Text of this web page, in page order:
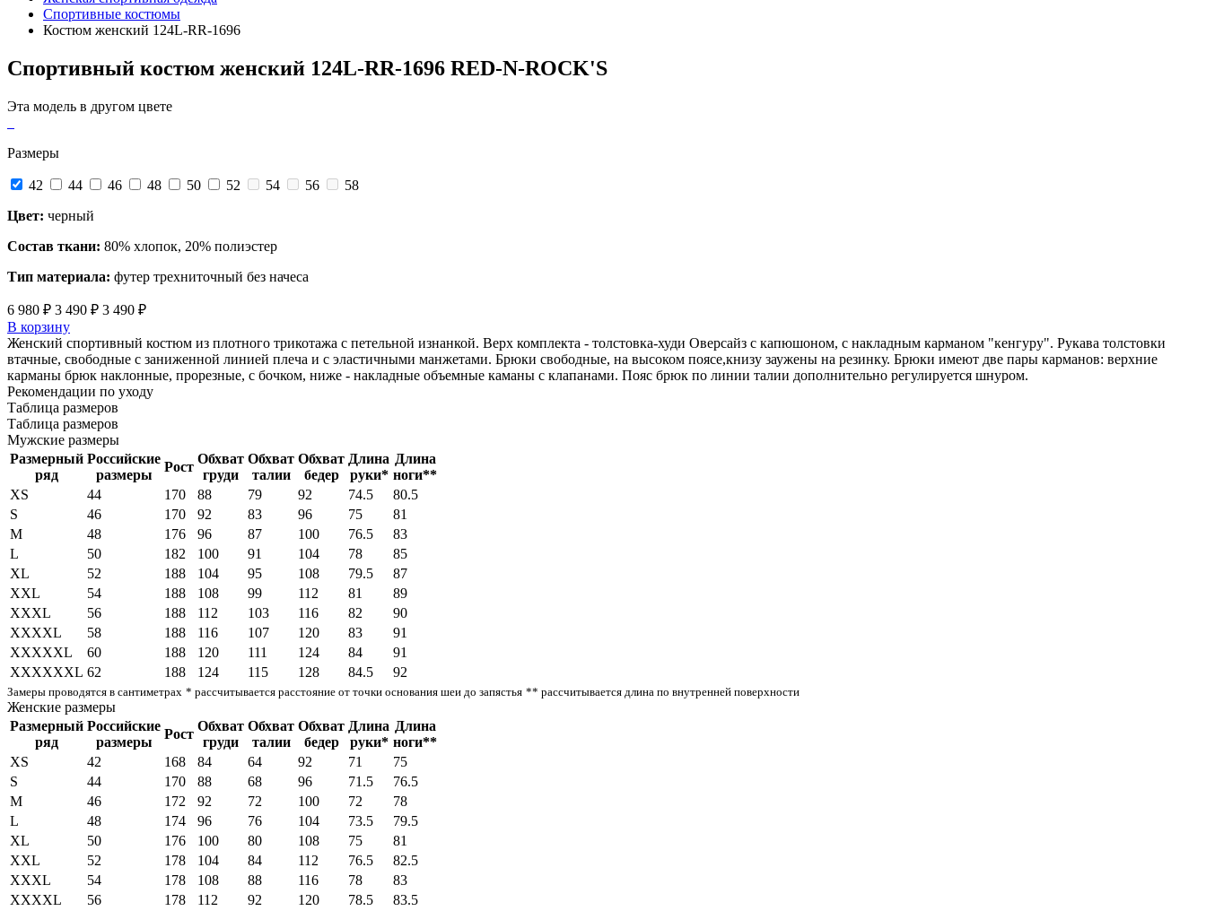
Спортивные костюмы
Костюм женский 124L-RR-1696
Спортивный костюм женский 124L-RR-1696 RED-N-ROCK'S
Эта модель в другом цвете
Размеры
42 44 46 48 50 52 54 56
58
Цвет: черный
Состав ткани: 80% хлопок, 20% полиэстер
Тип материала: футер трехниточный без начеса
6 980 ₽ 3 490 ₽ 3 490 ₽
В корзину
Женский спортивный костюм из плотного трикотажа с петельной изнанкой. Верх комплекта - толстовка-худи Оверсайз с капюшоном, с накладным карманом "кенгуру". Рукава толстовки
втачные, свободные с заниженной линией плеча и с эластичными манжетами. Брюки свободные, на высоком поясе,книзу заужены на резинку. Брюки имеют две пары карманов: верхние
карманы брюк наклонные, прорезные, с бочком, ниже - накладные объемные каманы с клапанами. Пояс брюк по линии талии дополнительно регулируется шнуром.
Рекомендации по уходу
Таблица размеров
Таблица размеров
Мужские размеры
Размерный
ряд
Российские
размеры
Рост
Обхват
груди
Обхват
талии
Обхват
бедер
Длина
руки*
Длина
ноги**
XS
44 170 88 79 92 74.5
80.5
S
46 170 92 83 96 75
81
M
48 176 96 87 100 76.5
83
L
50 182 100 91 104 78
85
XL
52 188 104 95 108 79.5
87
XXL
54 188 108 99 112 81
89
XXXL
56 188 112 103 116 82
90
XXXXL
58 188 116 107 120 83
91
XXXXXL
60 188 120 111 124 84
91
XXXXXXL 62 188 124 115 128 84.5 92
Замеры проводятся в сантиметрах * рассчитывается расстояние от точки основания шеи до запястья ** рассчитывается длина по внутренней поверхности
Женские размеры
Размерный
ряд
Российские
размеры
Рост
Обхват
груди
Обхват
талии
Обхват
бедер
Длина
руки*
Длина
ноги**
XS
42 168 84 64 92 71
75
S
44 170 88 68 96 71.5
76.5
M
46 172 92 72 100 72
78
L
48 174 96 76 104 73.5
79.5
XL
50 176 100 80 108 75
81
XXL
52 178 104 84 112 76.5
82.5
XXXL
54 178 108 88 116 78
83
XXXXL
56 178 112 92 120 78.5 83.5